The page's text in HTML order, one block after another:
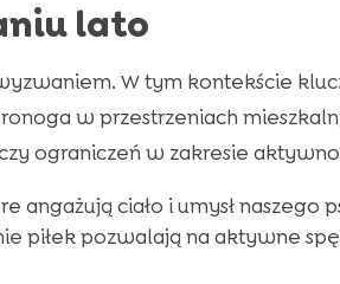
lato
W tym kontekście
w przestrzeniach
ograniczeń w zakresie
angażują ciało i umysł naszego
piłek pozwalają na aktywne